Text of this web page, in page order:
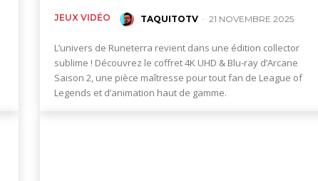
JEUX VIDÉO TAQUITOTV - 21 NOVEMBRE 2025
L’univers de Runeterra revient dans une édition collector
sublime ! Découvrez le coffret 4K UHD & Blu-ray d’Arcane
Saison 2, une pièce maîtresse pour tout fan de League of
Legends et d’animation haut de gamme.